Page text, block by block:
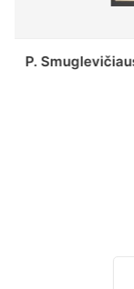
Stepono